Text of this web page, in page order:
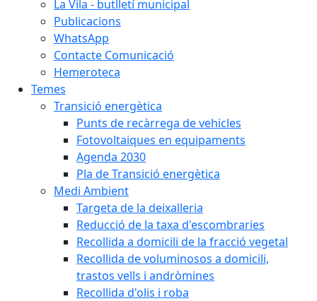
La Vila - butlletí municipal
Publicacions
WhatsApp
Contacte Comunicació
Hemeroteca
Temes
Transició energètica
Punts de recàrrega de vehicles
Fotovoltaiques en equipaments
Agenda 2030
Pla de Transició energètica
Medi Ambient
Targeta de la deixalleria
Reducció de la taxa d'escombraries
Recollida a domicili de la fracció vegetal
Recollida de voluminosos a domicili,
trastos vells i andròmines
Recollida d'olis i roba